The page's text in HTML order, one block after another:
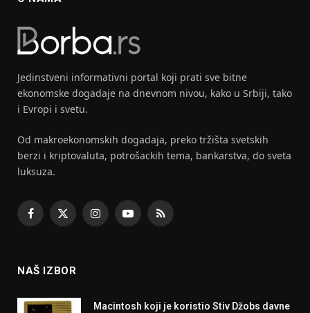
Jedinstveni informativni portal koji prati sve bitne
ekonomske dogadaje na dnevnom nivou, kako u Srbiji, tako
i Evropi i svetu.
Od makroekonomskih dogadaja, preko tržišta svetskih
berzi i kriptovaluta, potrošackih tema, bankarstva, do sveta
luksuza.
Facebook
X
InstagramYouTubeRSS
NAŠ IZBOR
Macintosh koji je koristio Stiv Džobs davne